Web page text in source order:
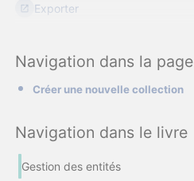
Exporter
Navigation dans la page
Créer une nouvelle collection
Navigation dans le livre
Gestion des entités